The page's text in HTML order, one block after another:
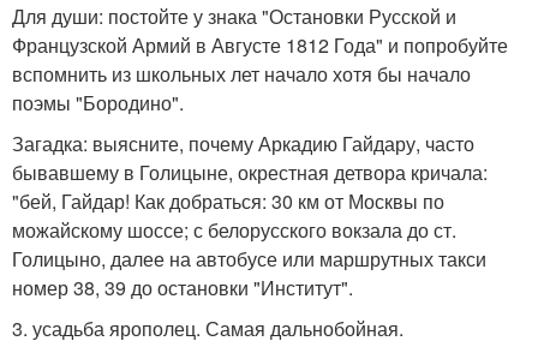
Для души: постойте у знака "Остановки Русской и
Французской Армий в Августе 1812 Года" и попробуйте
вспомнить из школьных лет начало хотя бы начало
поэмы "Бородино".
Загадка: выясните, почему Аркадию Гайдару, часто
бывавшему в Голицыне, окрестная детвора кричала:
"бей, Гайдар! Как добраться: 30 км от Москвы по
можайскому шоссе; с белорусского вокзала до ст.
Голицыно, далее на автобусе или маршрутных такси
номер 38, 39 до остановки "Институт".
3. усадьба ярополец. Самая дальнобойная.